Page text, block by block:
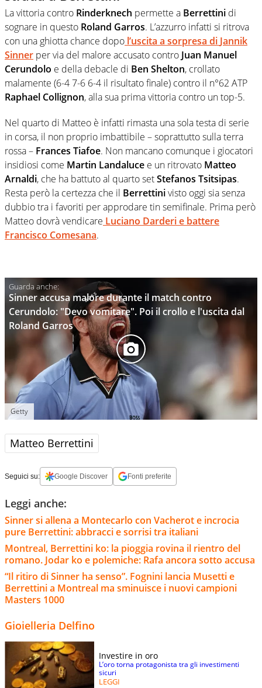
La vittoria contro Rinderknech permette a Berrettini di
sognare in questo Roland Garros. L’azzurro infatti si ritrova
con una ghiotta chance dopo l’uscita a sorpresa di Jannik
Sinner per via del malore accusato contro Juan Manuel
Cerundolo e della debacle di Ben Shelton, crollato
malamente (6-4 7-6 6-4 il risultato finale) contro il n°62 ATP
Raphael Collignon, alla sua prima vittoria contro un top-5.
Nel quarto di Matteo è infatti rimasta una sola testa di serie
in corsa, il non proprio imbattibile – soprattutto sulla terra
rossa – Frances Tiafoe. Non mancano comunque i giocatori
insidiosi come Martin Landaluce e un ritrovato Matteo
Arnaldi, che ha battuto al quarto setStefanos Tsitsipas.
Resta però la certezza che il Berrettinivisto oggi sia senza
dubbio tra i favoriti per approdare tin semifinale. Prima però
Matteo dovrà vendicare Luciano Darderie battere
Francisco Comesana.
Sinner accusa malore durante il match contro
Cerundolo: "Devo vomitare". Poi il crollo e l'uscita dal
Roland Garros
Getty
Matteo Berrettini
Seguici su: Google Discover Fonti preferite
Leggi anche:
Sinner si allena a Montecarlo con Vacherot e incrocia
pure Berrettini: abbracci e sorrisi tra italiani
Montreal, Berrettini ko: la pioggia rovina il rientro del
romano. Jodar ko e polemiche: Rafa ancora sotto accusa
“Il ritiro di Sinner ha senso”. Fognini lancia Musetti e
Berrettini a Montreal ma sminuisce i nuovi campioni
Masters 1000
Gioielleria Delfino
Investire in oro
L’oro torna protagonista tra gli investimenti
sicuri
LEGGI